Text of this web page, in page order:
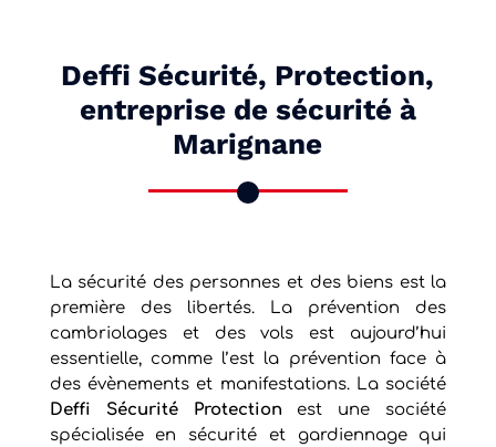
Deffi Sécurité, Protection,
entreprise de sécurité à
Marignane
La sécurité des personnes et des biens est la
première des libertés. La prévention des
cambriolages et des vols est aujourd’hui
essentielle, comme l’est la prévention face à
des évènements et manifestations. La société
Deffi Sécurité Protection est une société
spécialisée en sécurité et gardiennage qui